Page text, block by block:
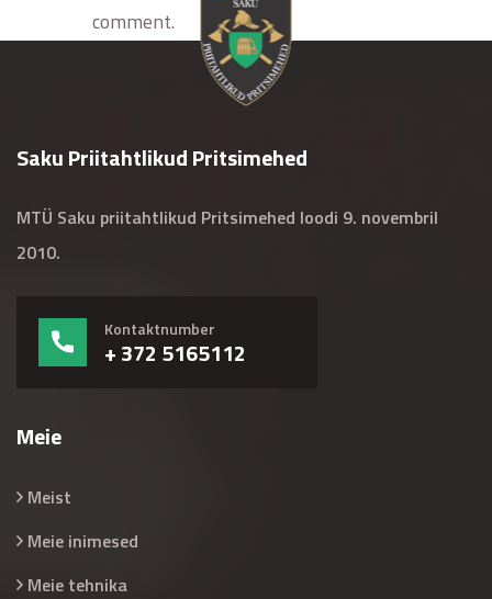
comment.
Saku Priitahtlikud Pritsimehed
MTÜ Saku priitahtlikud Pritsimehed loodi 9. novembril
2010.
Kontaktnumber
+ 372 5165112
Meie
Meist
Meie inimesed
Meie tehnika